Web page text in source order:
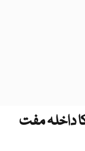
داخلہ مفت